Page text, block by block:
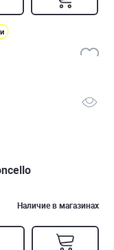
Наличие в магазинах